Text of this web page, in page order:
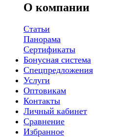
О компании
Статьи
Панорама
Сертификаты
Бонусная система
Спецпредложения
Услуги
Оптовикам
Контакты
Личный кабинет
Сравнение
Избранное